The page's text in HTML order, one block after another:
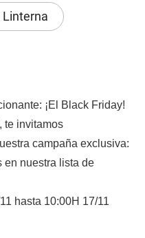
Linterna
¡El Black Friday!
te invitamos
campaña exclusiva:
en nuestra lista de
hasta 10:00H 17/11